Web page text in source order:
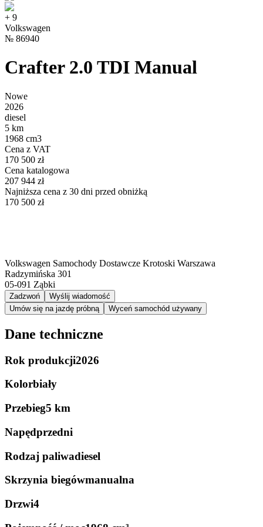
+ 9
Volkswagen
№ 86940
Crafter 2.0 TDI Manual
Nowe
2026
diesel
5 km
1968 cm3
Cena z VAT
170 500 zł
Cena katalogowa
207 944 zł
Najniższa cena z 30 dni przed obniżką
170 500 zł
Volkswagen Samochody Dostawcze Krotoski Warszawa
Radzymińska 301
05-091 Ząbki
Zadzwoń
Wyślij wiadomość
Umów się na jazdę próbną
Wyceń samochód używany
Dane techniczne
Rok produkcji2026
Kolorbiały
Przebieg5 km
Napędprzedni
Rodzaj paliwadiesel
Skrzynia biegówmanualna
Drzwi4